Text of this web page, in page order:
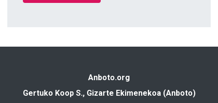
Anboto.org
Gertuko Koop S., Gizarte Ekimenekoa (Anboto)